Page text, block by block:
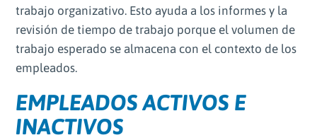
trabajo organizativo. Esto ayuda a los informes y la
revisión de tiempo de trabajo porque el volumen de
trabajo esperado se almacena con el contexto de los
empleados.
EMPLEADOS ACTIVOS E
INACTIVOS